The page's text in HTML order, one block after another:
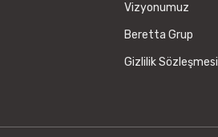
Vizyonumuz
Beretta Grup
Gizlilik Sözleşmesi